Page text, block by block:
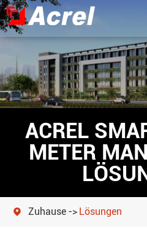
ACREL
METER
 Zuhause Lösungen